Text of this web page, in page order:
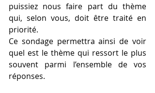
puissiez nous faire part du thème
qui, selon vous, doit être traité en
priorité.
Ce sondage permettra ainsi de voir
quel est le thème qui ressort le plus
souvent parmi l’ensemble de vos
réponses.